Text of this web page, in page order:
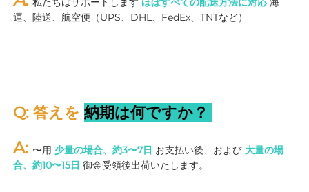
運、陸送、航空便（UPS、DHL、FedEx、TNTなど）
Q: 答えを 納期は何ですか？
A: 〜用 少量の場合、約3〜7日 お支払い後、および 大量の場
合、約10〜15日 御金受領後出荷いたします。